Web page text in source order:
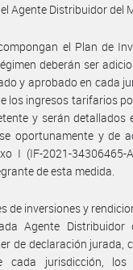
Agente Distribuidor del
el Plan de
deberán ser
y aprobado en cada
los ingresos tarifarios
y serán detallados
oportunamente y de
I (IF-2021-34306465-
de esta medida.
de inversiones y
Agente
de declaración jurada,
cada jurisdicción,